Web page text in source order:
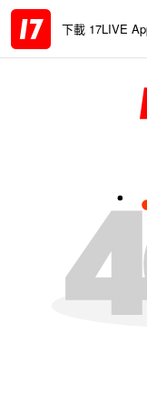
下載 17LIVE